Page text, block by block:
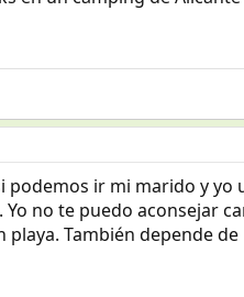
ir mi marido y
no te puedo aconsejar
También depende